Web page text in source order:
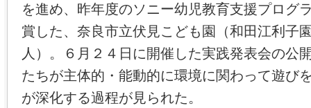
を進め、昨年度のソニー幼児教育支援プログ
賞した、奈良市立伏見こども園（和田江利子
人）。６月２４日に開催した実践発表会の公
たちが主体的・能動的に環境に関わって遊び
が深化する過程が見られた。